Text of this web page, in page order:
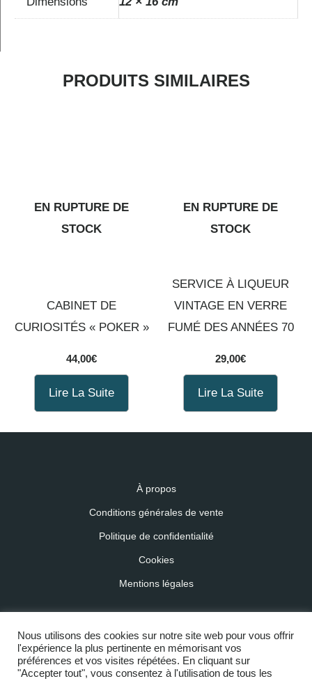
PRODUITS SIMILAIRES
EN RUPTURE DE
STOCK
CABINET DE
CURIOSITÉS « POKER »
44,00€
Lire La Suite
EN RUPTURE DE
STOCK
SERVICE À LIQUEUR
VINTAGE EN VERRE
FUMÉ DES ANNÉES 70
29,00€
Lire La Suite
À propos
Conditions générales de vente
Politique de confidentialité
Cookies
Mentions légales
Copyright © 2020 - 2026 - L'Atelier d'Isa -
Tous droits réservés
Nous utilisons des cookies sur notre site web pour vous offrir
l'expérience la plus pertinente en mémorisant vos
préférences et vos visites répétées. En cliquant sur
"Accepter tout", vous consentez à l'utilisation de tous les